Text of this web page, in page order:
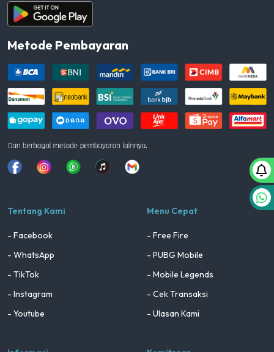
Aplikasi Android
Metode Pembayaran
FacebookInstagramWhatsapp
Tiktok youtube
Tentang Kami
- Facebook
- WhatsApp
- TikTok
- Instagram
- Youtube
Menu Cepat
- Free Fire
- PUBG Mobile
- Mobile Legends
- Cek Transaksi
- Ulasan Kami